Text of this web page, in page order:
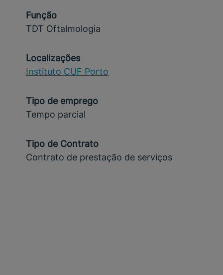
Função
TDT Oftalmologia
Localizações
Instituto CUF Porto
Tipo de emprego
Tempo parcial
Tipo de Contrato
Contrato de prestação de serviços